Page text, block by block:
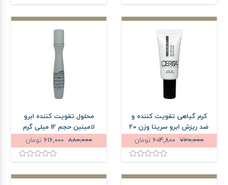
کرم گیاهی تقویت کننده و
ضد ریزش ابرو سریتا وزن 20
گرم
720,000 تومان
محلول تقویت کننده ابرو
لامینین حجم 12 میلی گرم
880,000
تومان